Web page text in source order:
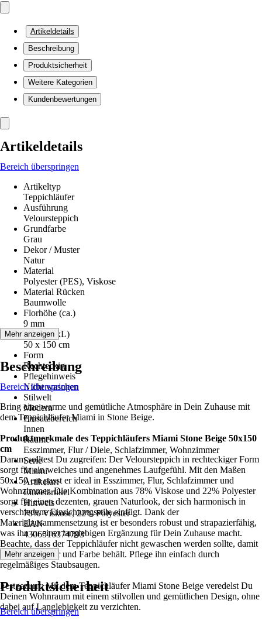
Artikeldetails
Beschreibung
Produktsicherheit
Weitere Kategorien
Kundenbewertungen
Artikeldetails
Bereich überspringen
Artikeltyp
Teppichläufer
Ausführung
Veloursteppich
Grundfarbe
Grau
Dekor / Muster
Natur
Material
Polyester (PES), Viskose
Material Rücken
Baumwolle
Florhöhe (ca.)
9 mm
Maße (BxL)
50 x 150 cm
Form
Rechteckig
Pflegehinweis
Nicht waschen
Stilwelt
Modern
Einsatzbereich
Innen
Räume
Esszimmer, Flur / Diele, Schlafzimmer, Wohnzimmer
Serie
Miami
Artikelart
Einzelartikel
Hinweis
78% Viskose, 22% Polyester
EAN
4306516374793
Mehr anzeigen
Beschreibung
Bereich überspringen
Bring eine warme und gemütliche Atmosphäre in Dein Zuhause mit
dem Teppichläufer Miami in Stone Beige.
Produktmerkmale des Teppichläufers Miami Stone Beige 50x150
cm
Darum solltest Du zugreifen: Der Veloursteppich in rechteckiger Form
sorgt für ein weiches und angenehmes Laufgefühl. Mit den Maßen
50x150 cm passt er ideal in Esszimmer, Flur, Schlafzimmer und
Wohnzimmer. Die Kombination aus 78% Viskose und 22% Polyester
sorgt für einen dezenten, grauen Naturlook, der sich harmonisch in
verschiedene Einrichtungsstile einfügt. Dank der
Materialzusammensetzung ist er besonders robust und strapazierfähig,
was ihn zu einer langlebigen Ergänzung für Dein Zuhause macht.
Beachte, dass der Teppichläufer nicht gewaschen werden sollte, damit
er seine Struktur und Farbe behält. Pflege ihn einfach durch
regelmäßiges Staubsaugen.
Festgezurrt: Mit dem Teppichläufer Miami Stone Beige veredelst Du
Deinen Wohnraum mit einem stilvollen und gemütlichen Design, ohne
dabei auf Langlebigkeit zu verzichten.
Mehr anzeigen
Produktsicherheit
Bereich überspringen